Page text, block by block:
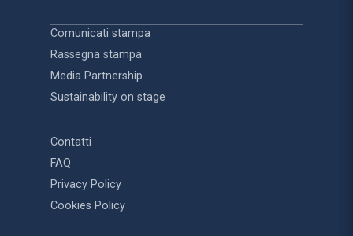
Comunicati stampa
Rassegna stampa
Media Partnership
Sustainability on stage
Contatti
FAQ
Privacy Policy
Cookies Policy